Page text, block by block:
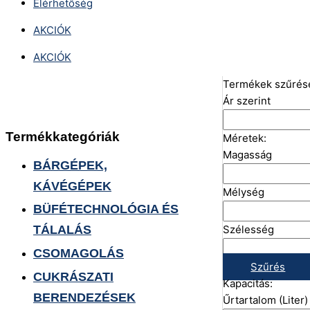
Elérhetőség
AKCIÓK
AKCIÓK
Termékkategóriák
BÁRGÉPEK,
KÁVÉGÉPEK
BÜFÉTECHNOLÓGIA ÉS
TÁLALÁS
CSOMAGOLÁS
CUKRÁSZATI
BERENDEZÉSEK
Termékek
Ár szerint
Méretek:
Magasság
Mélység
Szélesség
Szűrés
Kapacitás:
Űrtartalom (Liter)